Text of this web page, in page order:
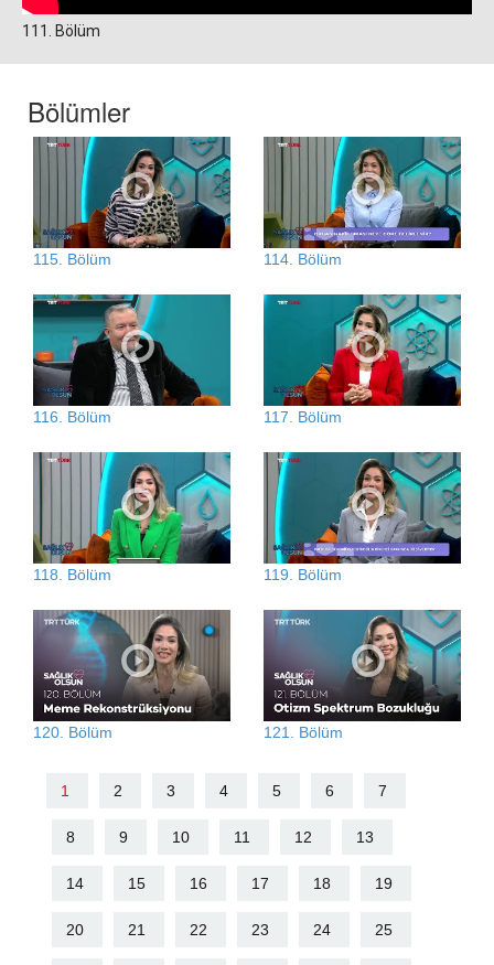
111. Bölüm
Bölümler
115. Bölüm 114. Bölüm
116. Bölüm 117. Bölüm
118. Bölüm 119. Bölüm
120. Bölüm 121. Bölüm
1 2 3 4 5 6 7
8 9 10 11 12 13
14 15 16 17 18 19
20 21 22 23 24 25